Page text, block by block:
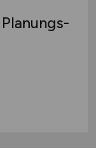
Planungs-